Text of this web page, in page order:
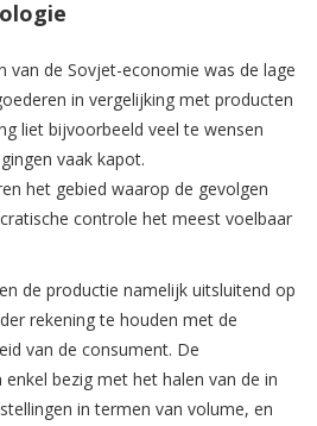
van de Sovjet-economie was de lage
in vergelijking met producten
liet bijvoorbeeld veel te wensen
vaak kapot.
het gebied waarop de gevolgen
controle het meest voelbaar
de productie namelijk uitsluitend op
rekening te houden met de
van de consument. De
bezig met het halen van de in
in termen van volume, en